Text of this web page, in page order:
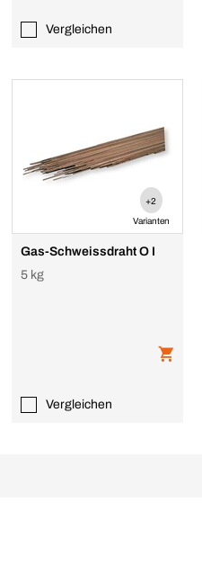
Vergleichen
+2
Varianten
Gas-Schweissdraht O I
5 kg
Vergleichen